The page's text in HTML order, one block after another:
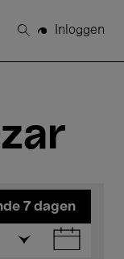
Zoeken
Inloggen
7 dagen